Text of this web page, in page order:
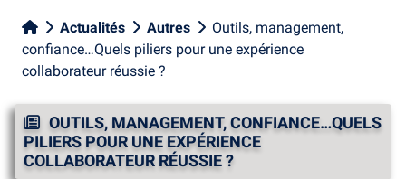
Actualités Autres
Outils, management,
confiance…Quels piliers pour une expérience
collaborateur réussie ?
OUTILS, MANAGEMENT, CONFIANCE…QUELS
PILIERS POUR UNE EXPÉRIENCE
COLLABORATEUR RÉUSSIE ?